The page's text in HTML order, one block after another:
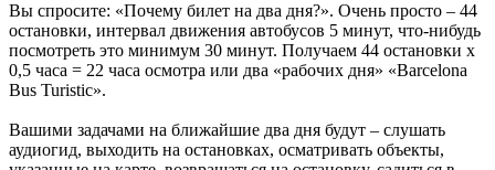
Вы спросите: «Почему билет на два дня?». Очень просто – 44
остановки, интервал движения автобусов 5 минут, что-нибудь
посмотреть это минимум 30 минут. Получаем 44 остановки х
0,5 часа = 22 часа осмотра или два «рабочих дня» «Barcelona
Bus Turistic».
Вашими задачами на ближайшие два дня будут – слушать
аудиогид, выходить на остановках, осматривать объекты,